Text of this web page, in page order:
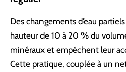
Des changements d’eau
hauteur de 10 à 20 % du
minéraux et empêchent leur
Cette pratique, couplée à un